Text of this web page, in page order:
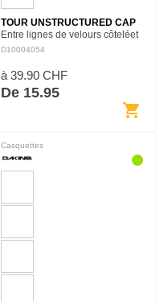
TOUR UNSTRUCTURED CAP
Entre lignes de velours côteléet
la houle, la casquette Tour
évoquer les mêmes émotions
que des lignes infinies de…
D10004054
à 39.90 CHF
De 15.95
shopping_cart
Casquettes